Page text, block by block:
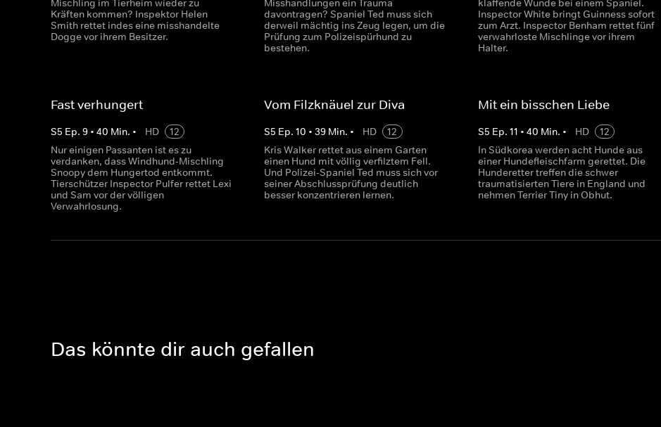
Mischling im Tierheim wieder zu
Kräften kommen? Inspektor Helen
Smith rettet indes eine misshandelte
Dogge vor ihrem Besitzer.
Misshandlungen ein Trauma
davontragen? Spaniel Ted muss sich
derweil mächtig ins Zeug legen, um die
Prüfung zum Polizeispürhund zu
bestehen.
klaffende Wunde bei einem Spaniel.
Inspector White bringt Guinness sofort
zum Arzt. Inspector Benham rettet fünf
verwahrloste Mischlinge vor ihrem
Halter.
Fast verhungert
S5 Ep. 9 • 40 Min. • HD
12
Nur einigen Passanten ist es zu
verdanken, dass Windhund-Mischling
Snoopy dem Hungertod entkommt.
Tierschützer Inspector Pulfer rettet Lexi
und Sam vor der völligen
Verwahrlosung.
Vom Filzknäuel zur Diva
S5 Ep.10 •39 Min. • HD
12
Kris Walker rettet aus einem Garten
einen Hund mit völlig verfilztem Fell.
Und Polizei-Spaniel Ted muss sich vor
seiner Abschlussprüfung deutlich
besser konzentrieren lernen.
Mit ein bisschen Liebe
S5 Ep. 11 • 40 Min. • HD
12
In Südkorea werden acht Hunde aus
einer Hundefleischfarm gerettet. Die
Hunderetter treffen die schwer
traumatisierten Tiere in England und
nehmen Terrier Tiny in Obhut.
Das könnte dir auch gefallen